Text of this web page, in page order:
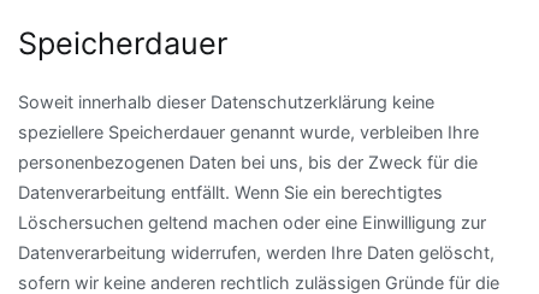
Speicherdauer
Soweit innerhalb dieser Datenschutzerklärung keine
speziellere Speicherdauer genannt wurde, verbleiben Ihre
personenbezogenen Daten bei uns, bis der Zweck für die
Datenverarbeitung entfällt. Wenn Sie ein berechtigtes
Löschersuchen geltend machen oder eine Einwilligung zur
Datenverarbeitung widerrufen, werden Ihre Daten gelöscht,
sofern wir keine anderen rechtlich zulässigen Gründe für die